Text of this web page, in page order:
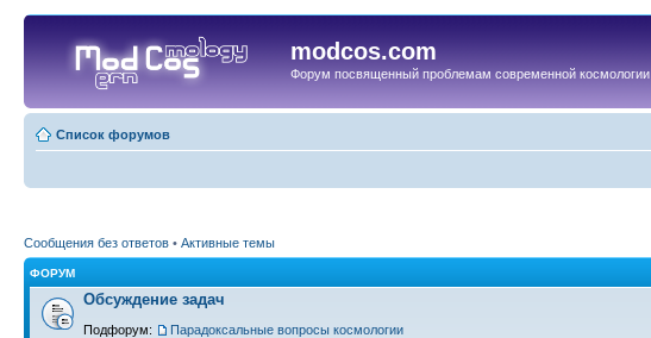
modcos.com
Форум посвященный проблемам современной космологии
Список форумов
Сообщения без ответов • Активные темы
ФОРУМ
Обсуждение задач
Подфорум: Парадоксальные вопросы космологии